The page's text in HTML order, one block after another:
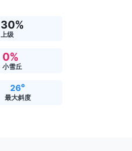
30%
上级
0%
小雪丘
26°
最大斜度